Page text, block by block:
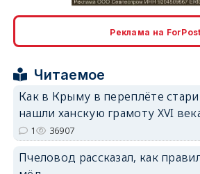
Реклама на ForPost
Читаемое
Как в Крыму в переплёте
нашли ханскую грамоту XVI
1 36907
Пчеловод рассказал, как